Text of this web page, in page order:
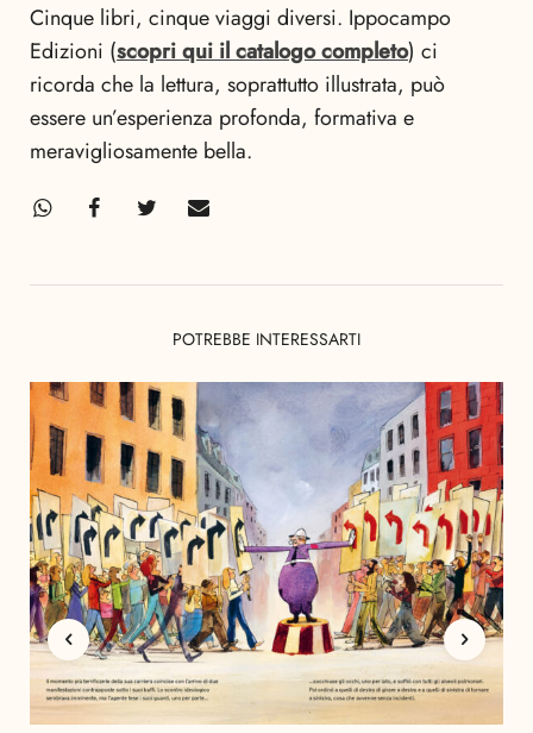
Cinque libri, cinque viaggi diversi. Ippocampo
Edizioni (scopri qui il catalogo completo) ci
ricorda che la lettura, soprattutto illustrata, può
essere un’esperienza profonda, formativa e
meravigliosamente bella.
POTREBBE INTERESSARTI